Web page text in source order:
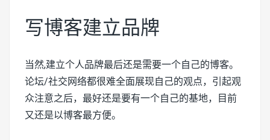
写博客建立品牌
当然,建立个人品牌最后还是需要一个自己的博客。
论坛/社交网络都很难全面展现自己的观点，引起观
众注意之后，最好还是要有一个自己的基地，目前
又还是以博客最方便。